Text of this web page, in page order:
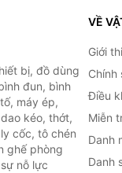
bị, đồ dùng
đun, bình
máy ép,
kéo, thớt,
cốc, tô chén
ghế phòng
nỗ lực
VỀ
Giới
Chính
Điều
Miễn
Danh
Danh